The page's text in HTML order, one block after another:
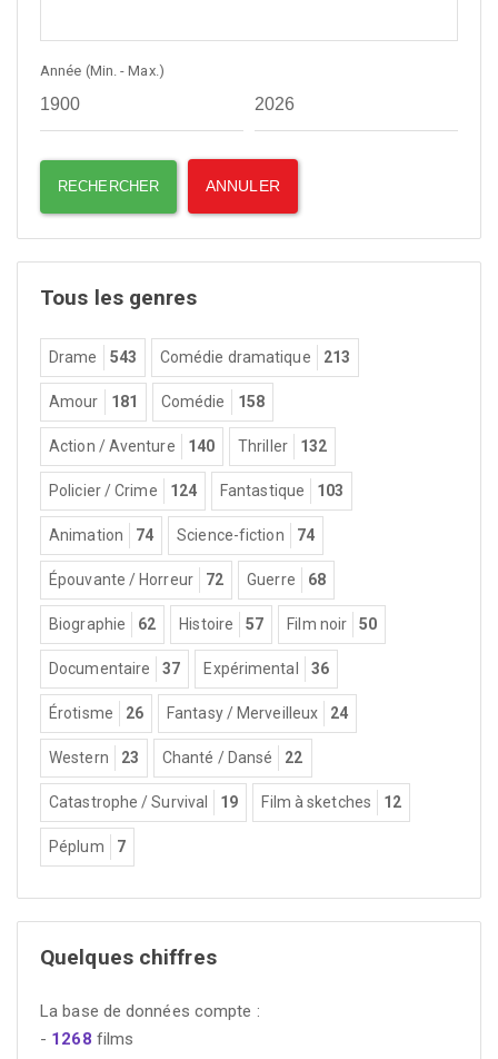
Année (Min. - Max.)
Tous les genres
Drame 543 Comédie dramatique 213
Amour 181 Comédie 158
Action / Aventure 140 Thriller 132
Policier / Crime 124 Fantastique 103
Animation 74 Science-fiction 74
Épouvante / Horreur 72 Guerre 68
Biographie 62 Histoire 57 Film noir 50
Documentaire 37 Expérimental 36
Érotisme 26 Fantasy / Merveilleux 24
Western 23 Chanté / Dansé 22
Catastrophe / Survival 19 Film à sketches 12
Péplum 7
Quelques chiffres
La base de données compte :
- 1268 films